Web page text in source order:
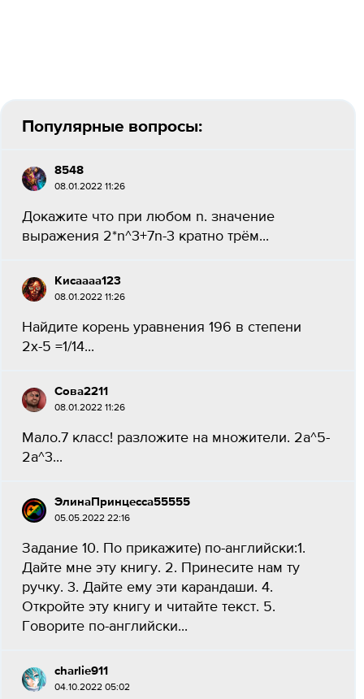
Популярные вопросы:
8548
08.01.2022 11:26
Докажите что при любом n. значение
выражения 2*n^3+7n-3 кратно трём...
Кисаааа123
08.01.2022 11:26
Найдите корень уравнения 196 в степени
2х-5 =1/14...
Сова2211
08.01.2022 11:26
Мало.7 класс! разложите на множители. 2а^5-
2а^3...
ЭлинаПринцесса55555
05.05.2022 22:16
Задание 10. По прикажите) по-английски:1.
Дайте мне эту книгу. 2. Принесите нам ту
ручку. 3. Дайте ему эти карандаши. 4.
Откройте эту книгу и читайте текст. 5.
Говорите по-английски...
charlie911
04.10.2022 05:02